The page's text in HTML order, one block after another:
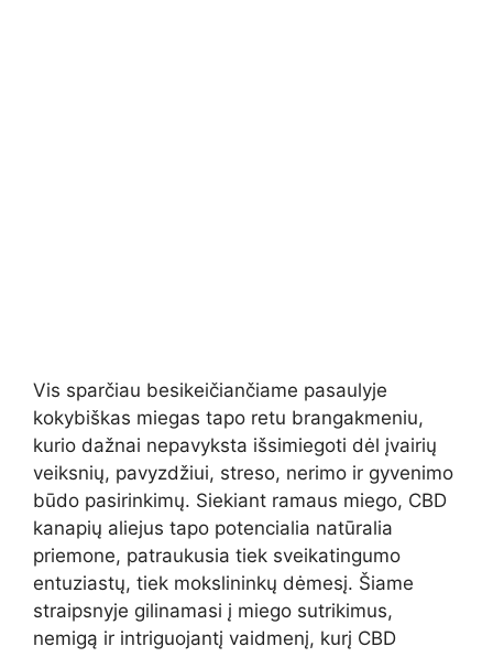
Vis sparčiau besikeičiančiame pasaulyje
kokybiškas miegas tapo retu brangakmeniu,
kurio dažnai nepavyksta išsimiegoti dėl įvairių
veiksnių, pavyzdžiui, streso, nerimo ir gyvenimo
būdo pasirinkimų. Siekiant ramaus miego, CBD
kanapių aliejus tapo potencialia natūralia
priemone, patraukusia tiek sveikatingumo
entuziastų, tiek mokslininkų dėmesį. Šiame
straipsnyje gilinamasi į miego sutrikimus,
nemigą ir intriguojantį vaidmenį, kurį CBD